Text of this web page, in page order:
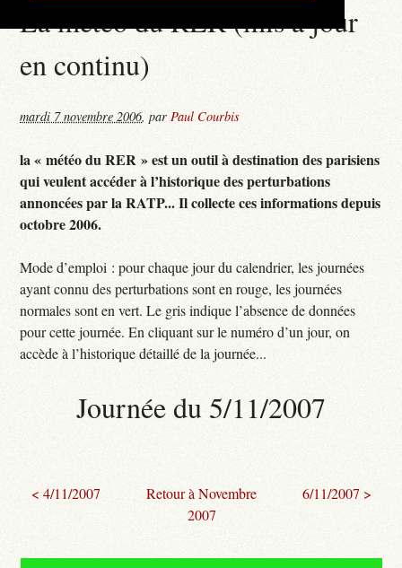
La météo du RER (mis à jour
en continu)
mardi 7 novembre 2006,parPaul Courbis
la « météo du RER » est un outil à destination des parisiens
qui veulent accéder à l’historique des perturbations
annoncées par la RATP... Il collecte ces informations depuis
octobre 2006.
Mode d’emploi : pour chaque jour du calendrier, les journées
ayant connu des perturbations sont en rouge, les journées
normales sont en vert. Le gris indique l’absence de données
pour cette journée. En cliquant sur le numéro d’un jour, on
accède à l’historique détaillé de la journée...
Journée du 5/11/2007
< 4/11/2007
Retour à Novembre
2007
6/11/2007 >